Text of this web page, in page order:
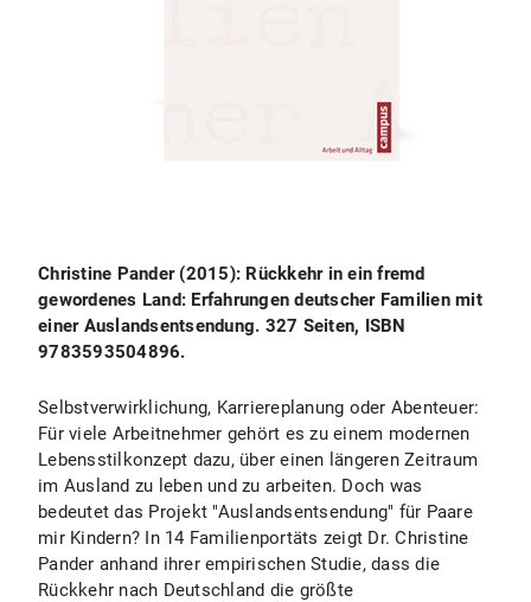
Christine Pander (2015): Rückkehr in ein fremd
gewordenes Land: Erfahrungen deutscher Familien mit
einer Auslandsentsendung. 327 Seiten, ISBN
9783593504896.
Selbstverwirklichung, Karriereplanung oder Abenteuer:
Für viele Arbeitnehmer gehört es zu einem modernen
Lebensstilkonzept dazu, über einen längeren Zeitraum
im Ausland zu leben und zu arbeiten. Doch was
bedeutet das Projekt "Auslandsentsendung" für Paare
mir Kindern? In 14 Familienportäts zeigt Dr. Christine
Pander anhand ihrer empirischen Studie, dass die
Rückkehr nach Deutschland die größte